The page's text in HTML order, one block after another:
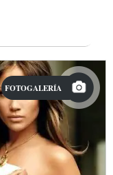
FOTOGALERÍA